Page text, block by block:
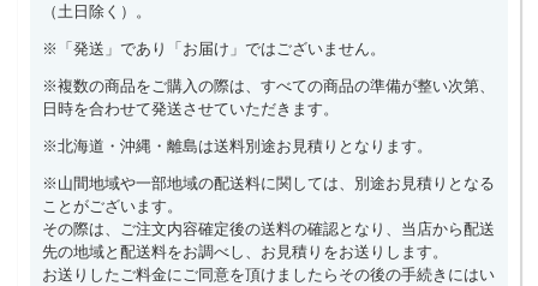
（土日除く）。
※「発送」であり「お届け」ではございません。
※複数の商品をご購入の際は、すべての商品の準備が整い次第、
日時を合わせて発送させていただきます。
※北海道・沖縄・離島は送料別途お見積りとなります。
※山間地域や一部地域の配送料に関しては、別途お見積りとなる
ことがございます。
その際は、ご注文内容確定後の送料の確認となり、当店から配送
先の地域と配送料をお調べし、お見積りをお送りします。
お送りしたご料金にご同意を頂けましたらその後の手続きにはい